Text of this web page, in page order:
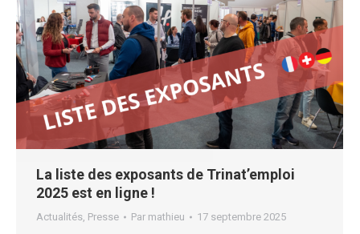
La liste des exposants de Trinat’emploi
2025 est en ligne !
Actualités, Presse Par mathieu 17 septembre 2025